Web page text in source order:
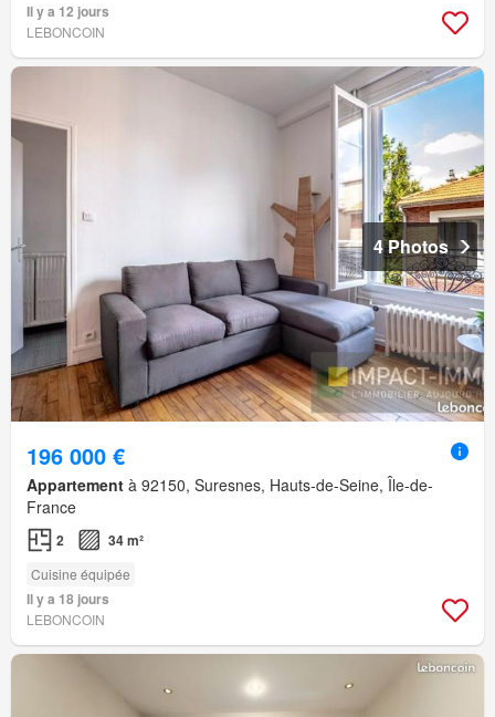
Il y a 12 jours
LEBONCOIN
4 Photos
196 000 €
Appartement à 92150, Suresnes, Hauts-de-Seine, Île-de-
France
2 34 m²
Cuisine équipée
Il y a 18 jours
LEBONCOIN